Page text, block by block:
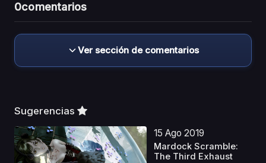
0comentarios
Ver sección de comentarios
Sugerencias
15 Ago 2019
Mardock Scramble:
The Third Exhaust